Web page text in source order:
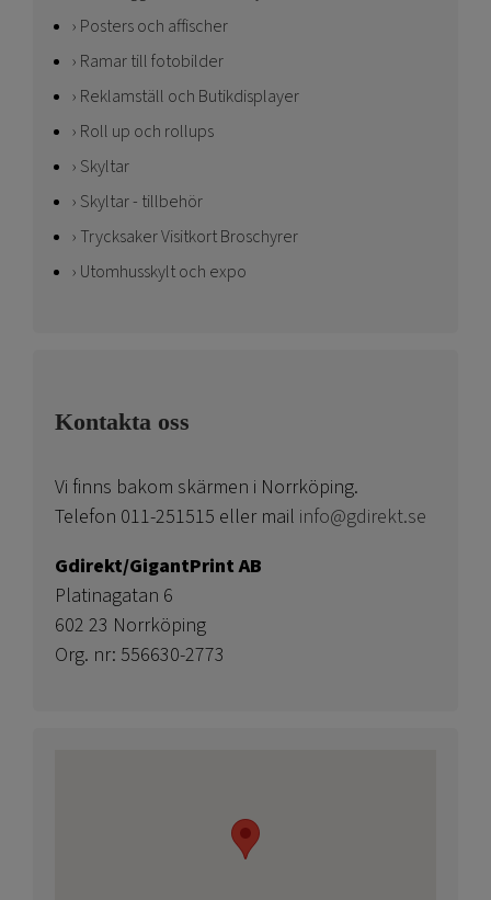
Posters och affischer
Ramar till fotobilder
Reklamställ och Butikdisplayer
Roll up och rollups
Skyltar
Skyltar - tillbehör
Trycksaker Visitkort Broschyrer
Utomhusskylt och expo
Kontakta oss
Vi finns bakom skärmen i Norrköping.
Telefon 011-251515 eller mail info@gdirekt.se
Gdirekt/GigantPrint AB
Platinagatan 6
602 23 Norrköping
Org. nr: 556630-2773